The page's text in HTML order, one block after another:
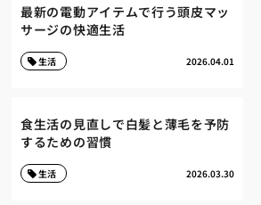
最新の電動アイテムで行う頭皮マッ
サージの快適生活
2026.04.01
生活
食生活の見直しで白髪と薄毛を予防
するための習慣
2026.03.30
生活